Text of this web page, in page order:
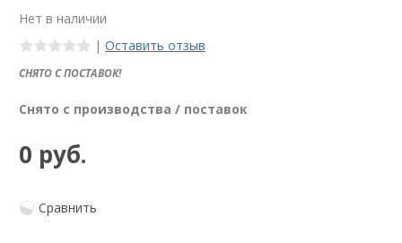
Нет в наличии
| Оставить отзыв
СНЯТО С ПОСТАВОК!
Снято с производства / поставок
0 руб.
Сравнить